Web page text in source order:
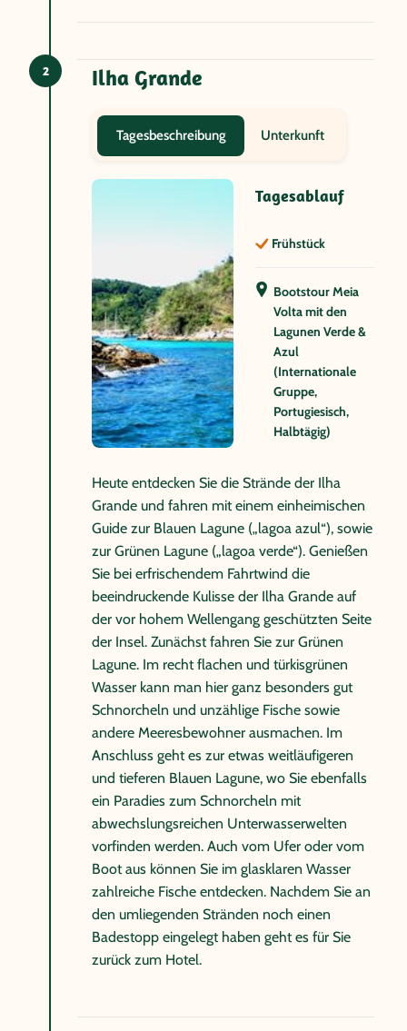
2 Ilha Grande
Tagesbeschreibung Unterkunft
Tagesablauf
Frühstück
Bootstour Meia
Volta mit den
Lagunen Verde &
Azul
(Internationale
Gruppe,
Portugiesisch,
Halbtägig)
Heute entdecken Sie die Strände der Ilha
Grande und fahren mit einem einheimischen
Guide zur Blauen Lagune („lagoa azul“), sowie
zur Grünen Lagune („lagoa verde“). Genießen
Sie bei erfrischendem Fahrtwind die
beeindruckende Kulisse der Ilha Grande auf
der vor hohem Wellengang geschützten Seite
der Insel. Zunächst fahren Sie zur Grünen
Lagune. Im recht flachen und türkisgrünen
Wasser kann man hier ganz besonders gut
Schnorcheln und unzählige Fische sowie
andere Meeresbewohner ausmachen. Im
Anschluss geht es zur etwas weitläufigeren
und tieferen Blauen Lagune, wo Sie ebenfalls
ein Paradies zum Schnorcheln mit
abwechslungsreichen Unterwasserwelten
vorfinden werden. Auch vom Ufer oder vom
Boot aus können Sie im glasklaren Wasser
zahlreiche Fische entdecken. Nachdem Sie an
den umliegenden Stränden noch einen
Badestopp eingelegt haben geht es für Sie
zurück zum Hotel.